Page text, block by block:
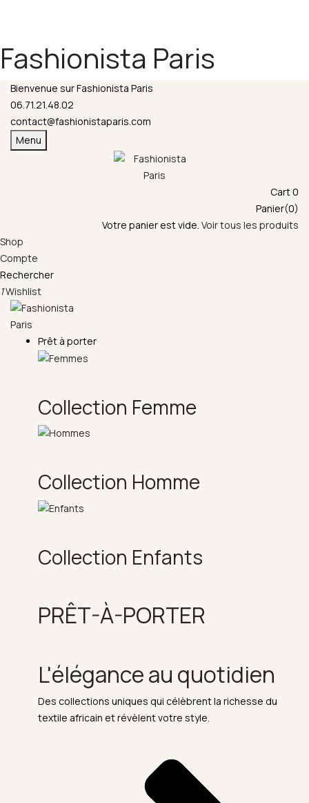
Fashionista Paris
Bienvenue sur Fashionista Paris
06.71.21.48.02
contact@fashionistaparis.com
Menu
Cart0
Panier(0)
Votre panier est vide. Voir tous les produits
Shop
Compte
Rechercher
1Wishlist
Prêt à porter
Collection Femme
Collection Homme
Collection Enfants
PRÊT-À-PORTER
L'élégance au quotidien
Des collections uniques qui célèbrent la richesse du
textile africain et révèlent votre style.
possible durant cette période.